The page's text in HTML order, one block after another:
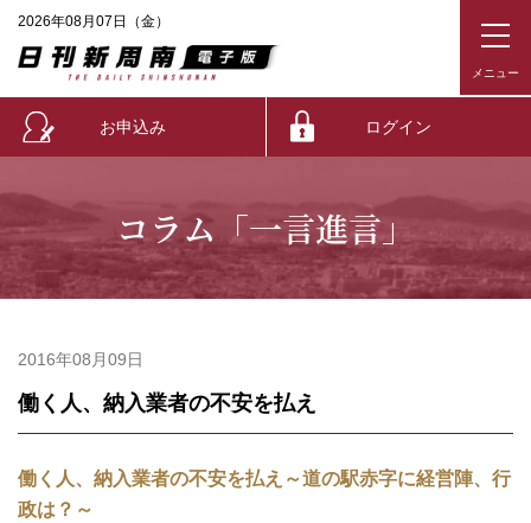
2026年08月07日（金）
お申込み ログイン
コラム「一言進言」
2016年08月09日
働く人、納入業者の不安を払え
働く人、納入業者の不安を払え～道の駅赤字に経営陣、行
政は？～